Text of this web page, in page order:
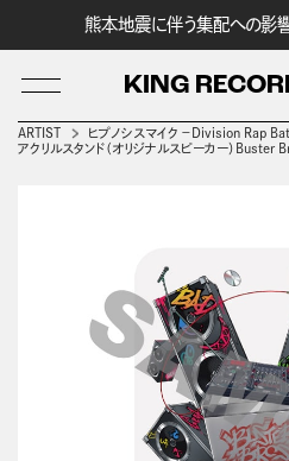
熊本地震に伴う集配への影
KING
ARTIST
ヒプノシスマイク －Division Rap
アクリルスタンド（オリジナルスピーカー）Buster